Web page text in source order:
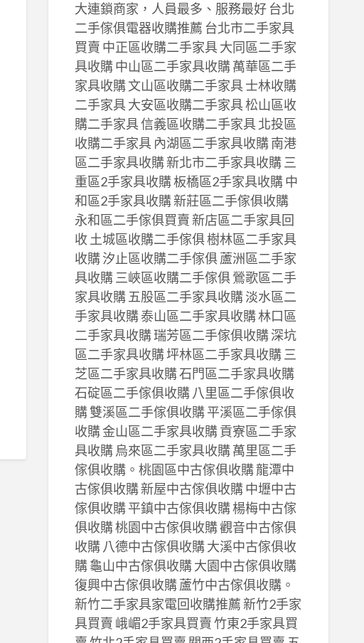
大連鎖商家，人員最多、服務最好 台北
二手傢俱電器收購推薦 台北市二手家具
買賣 中正區收購二手家具 大同區二手家
具收購 中山區二手家具收購 萬華區二手
家具收購 文山區收購二手家具 士林收購
二手家具 大安區收購二手家具 松山區收
購二手家具 信義區收購二手家具 北投區
收購二手家具 內湖區二手家具收購 南港
區二手家具收購 新北市二手家具收購 三
重區2手家具收購 板橋區2手家具收購 中
和區2手家具收購 新莊區二手傢俱收購
永和區二手傢俱買賣 新店區二手家具回
收 土城區收購二手傢俱 樹林區二手家具
收購 汐止區收購二手傢俱 蘆洲區二手家
具收購 三峽區收購二手傢俱 鶯歌區二手
家具收購 五股區二手家具收購 淡水區二
手家具收購 泰山區二手家具收購 林口區
二手家具收購 瑞芳區二手傢俱收購 深坑
區二手家具收購 坪林區二手家具收購 三
芝區二手家具收購 石門區二手家具收購
石碇區二手傢俱收購 八里區二手傢俱收
購 雙溪區二手傢俱收購 平溪區二手傢俱
收購 金山區二手家具收購 貢寮區二手家
具收購 烏來區二手家具收購 萬里區二手
傢俱收購。桃園區中古傢俱收購 龍潭中
古傢俱收購 新屋中古傢俱收購 中壢中古
傢俱收購 平鎮中古傢俱收購 楊梅中古傢
俱收購 桃園中古傢俱收購 觀音中古傢俱
收購 八德中古傢俱收購 大溪中古傢俱收
購 龜山中古傢俱收購 大園中古傢俱收購
復興中古傢俱收購 蘆竹中古傢俱收購。
新竹二手家具家電回收購推薦 新竹2手家
具買賣 峨嵋2手家具買賣 竹東2手家具買